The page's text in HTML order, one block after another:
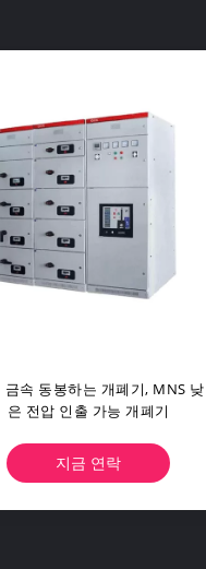
KV 가스에 의하여 격리되는 개
금속 동봉하는 고전압 개폐기
지금 연락